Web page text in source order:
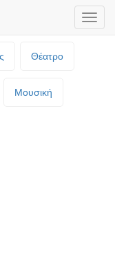
Θέατρο
Μουσική